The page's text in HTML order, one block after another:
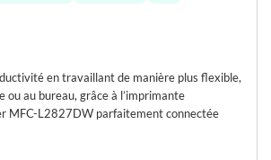
en travaillant de manière plus flexible,
ou au bureau, grâce à l’imprimante
MFC-L2827DW parfaitement connectée